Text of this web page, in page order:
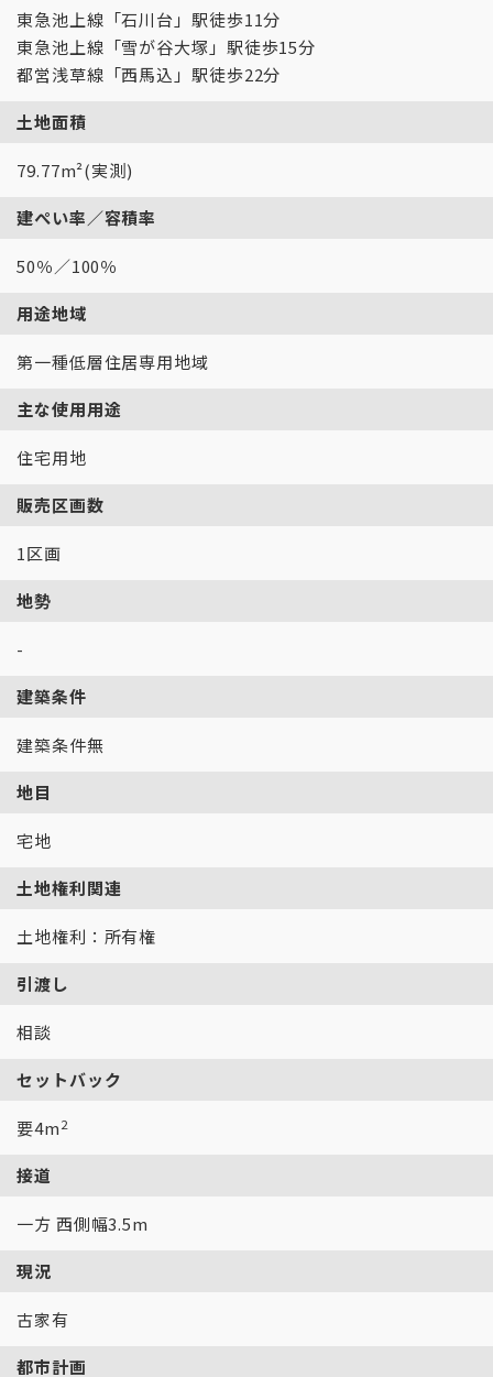
東急池上線「石川台」駅徒歩11分
東急池上線「雪が谷大塚」駅徒歩15分
都営浅草線「西馬込」駅徒歩22分
土地面積
79.77m²(実測)
建ぺい率／容積率
50％／100％
用途地域
第一種低層住居専用地域
主な使用用途
住宅用地
販売区画数
1区画
地勢
-
建築条件
建築条件無
地目
宅地
土地権利関連
土地権利：所有権
引渡し
相談
セットバック
要4m2
接道
一方 西側幅3.5m
現況
古家有
都市計画